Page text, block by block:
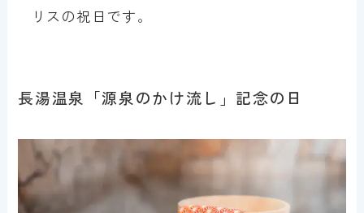
リスの祝日です。
長湯温泉「源泉のかけ流し」記念の日